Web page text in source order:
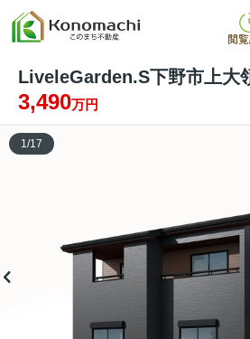
閲
LiveleGarden.S下野市上大
3,490万円
1 /17